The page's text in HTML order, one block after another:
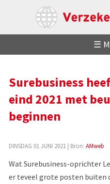
☰
Surebusiness
eind 2021 met
beginnen
DINSDAG 01 JUNI 2021 | Bron: AMweb
Wat Surebusiness-oprichter
er teveel grote posten buiten